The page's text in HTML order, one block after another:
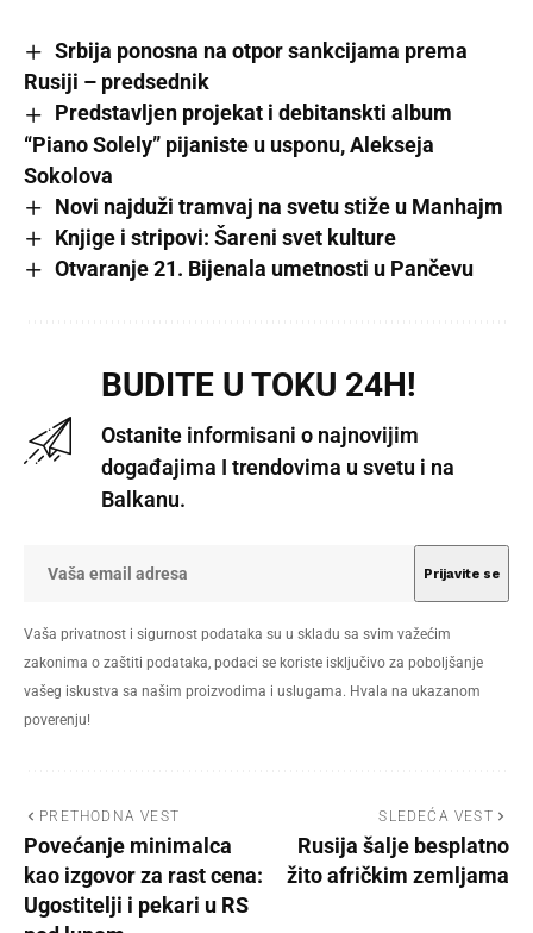
Srbija ponosna na otpor sankcijama prema
Rusiji – predsednik
Predstavljen projekat i debitanskti album
“Piano Solely” pijaniste u usponu, Alekseja
Sokolova
Novi najduži tramvaj na svetu stiže u Manhajm
Knjige i stripovi: Šareni svet kulture
Otvaranje 21. Bijenala umetnosti u Pančevu
BUDITE U TOKU 24H!
Ostanite informisani o najnovijim
događajima I trendovima u svetu i na
Balkanu.
Vaša privatnost i sigurnost podataka su u skladu sa svim važećim
zakonima o zaštiti podataka, podaci se koriste isključivo za poboljšanje
vašeg iskustva sa našim proizvodima i uslugama. Hvala na ukazanom
poverenju!
PRETHODNA VEST
Povećanje minimalca
kao izgovor za rast cena:
Ugostitelji i pekari u RS
SLEDEĆA VEST
Rusija šalje besplatno
žito afričkim zemljama